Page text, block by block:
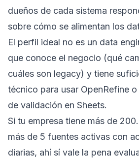
dueños de cada sistema
sobre cómo se alimentan los
El perfil ideal no es un data
que conoce el negocio (qué
cuáles son legacy) y tiene
técnico para usar OpenRefine
de validación en Sheets.
Si tu empresa tiene más de
más de 5 fuentes activas con
diarias, ahí sí vale la pena